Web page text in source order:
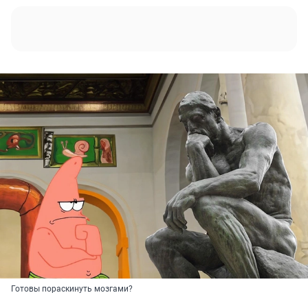
Готовы пораскинуть мозгами?